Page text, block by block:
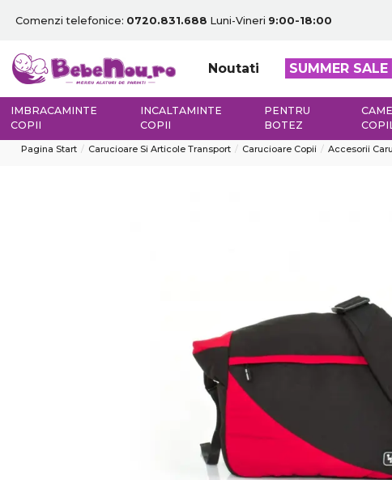
Comenzi telefonice: 0720.831.688 Luni-Vineri 9:00-18:00
Noutati SUMMER SALE
IMBRACAMINTE
COPII
INCALTAMINTE
COPII
PENTRU
BOTEZ
Pagina Start Carucioare Si Articole Transport Carucioare Copii Accesorii